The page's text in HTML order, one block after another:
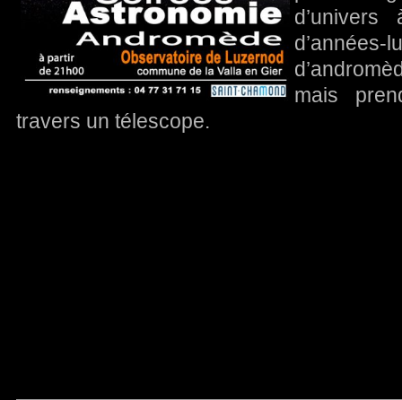
mais
travers un télescope.